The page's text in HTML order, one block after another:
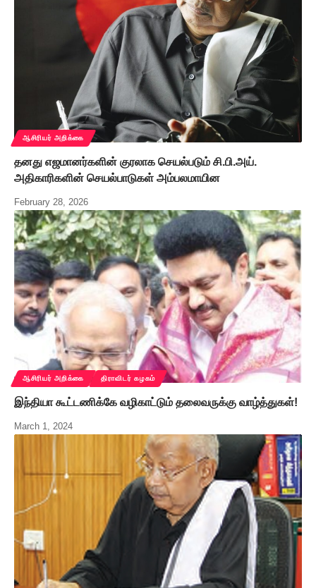
ஆசிரியர் அறிக்கை
தனது எஜமானர்களின் குரலாக செயல்படும் சி.பி.அய்.
அதிகாரிகளின் செயல்பாடுகள் அம்பலமாயின
February 28, 2026
ஆசிரியர் அறிக்கை திராவிடர் கழகம்
இந்தியா கூட்டணிக்கே வழிகாட்டும் தலைவருக்கு வாழ்த்துகள்!
March 1, 2024